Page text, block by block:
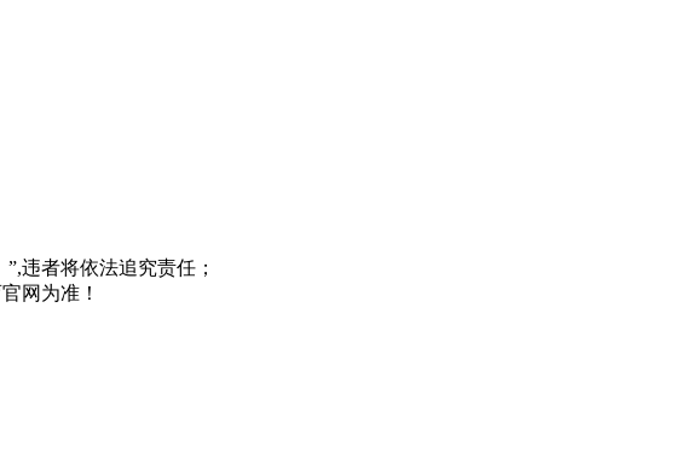
违者将依法追究责任；
网为准！